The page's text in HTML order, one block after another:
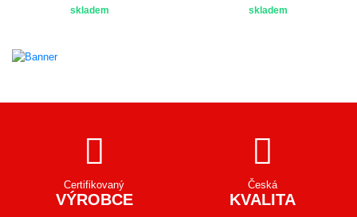
skladem skladem
Certifikovaný
VÝROBCE
Česká
KVALITA